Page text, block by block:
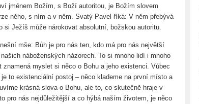
jménem Božím, s Boží autoritou, je Božím slovem
něho, s ním a v něm. Svatý Pavel říká: V něm přebývá
si Ježíš může nárokovat absolutní, božskou autoritu.
mše: Bůh je pro nás ten, kdo má pro nás největší
náboženských názorech. To si mnoho lidí i mnoho
myslet si něco o Bohu a jeho existenci. Vůbec
to existenciální postoj – něco klademe na první místo a
krásná slova o Bohu, ale to, co skutečně hraje v
pro nás nejdůležitější a co hýbá naším životem, je něco